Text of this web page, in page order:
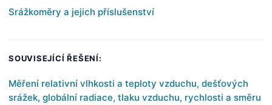
Srážkoměry a jejich příslušenství
SOUVISEJÍCÍ ŘEŠENÍ:
Měření relativní vlhkosti a teploty vzduchu, dešťových
srážek, globální radiace, tlaku vzduchu, rychlosti a směru